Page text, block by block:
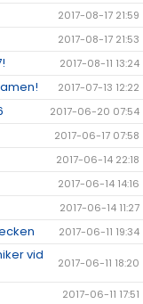
2017-08-17 21:59
2017-08-17 21:53
2017-08-11 13:24
2017-07-13 12:22
2017-06-20 07:54
2017-06-17 07:58
2017-06-14 22:18
2017-06-14 14:16
2017-06-14 11:27
2017-06-11 19:34
vid
2017-06-11 18:20
2017-06-11 17:51